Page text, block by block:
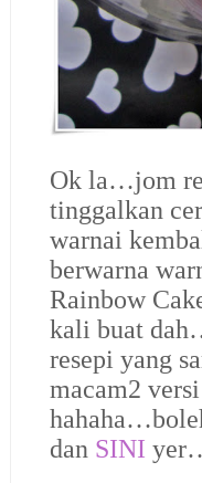
Ok la…jom
tinggalkan
warnai
berwarna
Rainbow
kali buat
resepi yang
macam2
dan SINI